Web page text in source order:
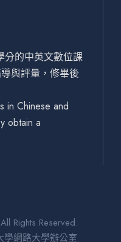
分的中英文數位課
與評量，修畢後
in Chinese and
obtain a
Rights Reserved.
網路大學辦公室